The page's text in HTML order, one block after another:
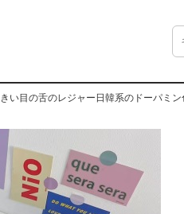
い目の舌のレジャー日韓系のドーパミ